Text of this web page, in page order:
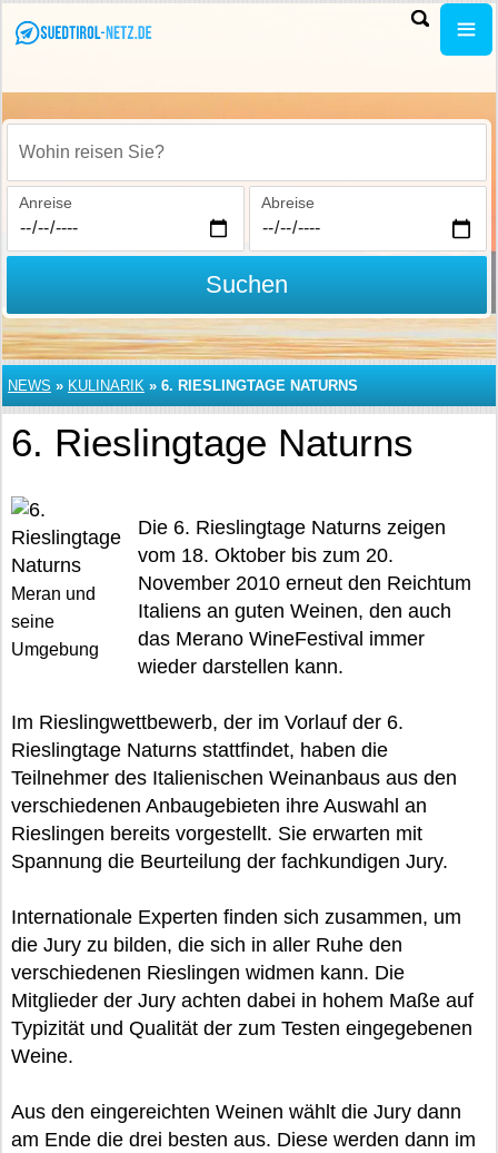
Wohin reisen Sie?
Anreise Abreise
Suchen
NEWS » KULINARIK » 6. RIESLINGTAGE NATURNS
6. Rieslingtage Naturns
Meran und
seine
Umgebung
Die 6. Rieslingtage Naturns zeigen
vom 18. Oktober bis zum 20.
November 2010 erneut den Reichtum
Italiens an guten Weinen, den auch
das Merano WineFestival immer
wieder darstellen kann.
Im Rieslingwettbewerb, der im Vorlauf der 6.
Rieslingtage Naturns stattfindet, haben die
Teilnehmer des Italienischen Weinanbaus aus den
verschiedenen Anbaugebieten ihre Auswahl an
Rieslingen bereits vorgestellt. Sie erwarten mit
Spannung die Beurteilung der fachkundigen Jury.
Internationale Experten finden sich zusammen, um
die Jury zu bilden, die sich in aller Ruhe den
verschiedenen Rieslingen widmen kann. Die
Mitglieder der Jury achten dabei in hohem Maße auf
Typizität und Qualität der zum Testen eingegebenen
Weine.
Aus den eingereichten Weinen wählt die Jury dann
am Ende die drei besten aus. Diese werden dann im